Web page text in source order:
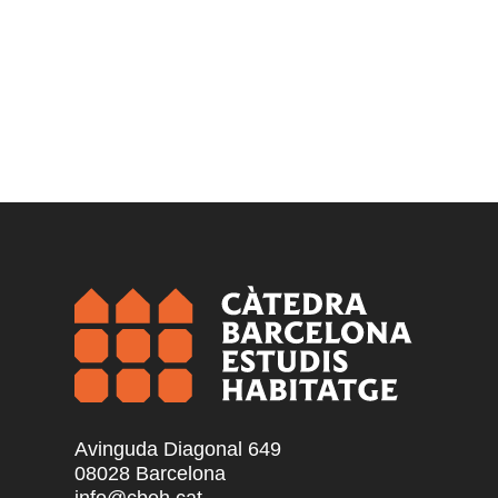
Avinguda Diagonal 649
08028 Barcelona